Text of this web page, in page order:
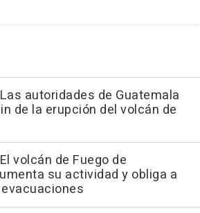
autoridades de Guatemala
de la erupción del volcán de
volcán de Fuego de
su actividad y obliga a